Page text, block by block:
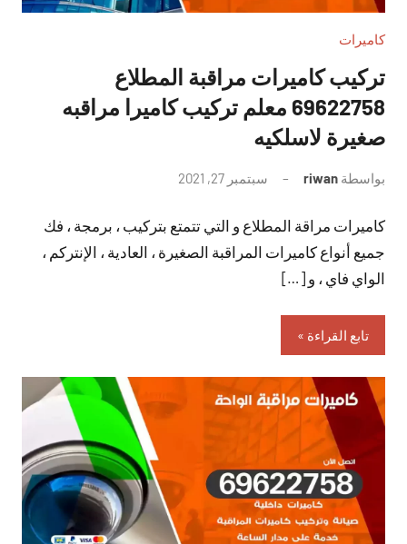
كاميرات
تركيب كاميرات مراقبة المطلاع
69622758 معلم تركيب كاميرا مراقبه
صغيرة لاسلكيه
بواسطة riwan سبتمبر 27, 2021
تعليقات
كاميرات مراقة المطلاع و التي تتمتع بتركيب ، برمجة ، فك
جميع أنواع كاميرات المراقبة الصغيرة ، العادية ، الإنتركم ،
الواي فاي ، و […]
تابع القراءة